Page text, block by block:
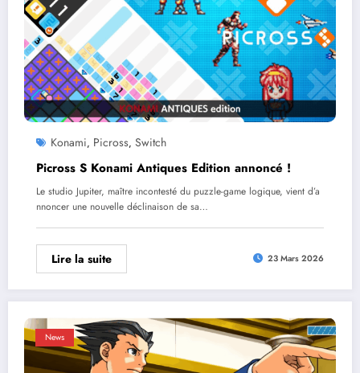
Konami, Picross, Switch
Picross S Konami Antiques Edition annoncé !
Le studio Jupiter, maître incontesté du puzzle-game logique, vient d’a
nnoncer une nouvelle déclinaison de sa…
Lire la suite 23 Mars 2026
News